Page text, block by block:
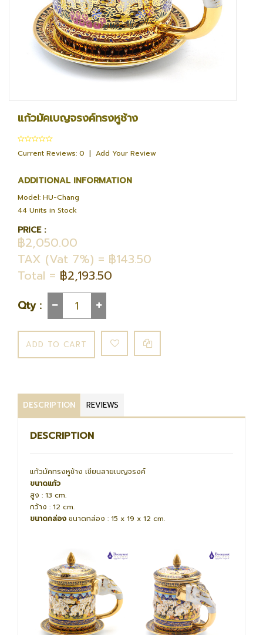
แก้วมัคเบญจรงค์ทรงหูช้าง
Current Reviews: 0 | Add Your Review
ADDITIONAL INFORMATION
Model: HU-Chang
44 Units in Stock
PRICE :
฿2,050.00
TAX (Vat 7%) = ฿143.50
Total = ฿2,193.50
Qty :
DESCRIPTION REVIEWS
DESCRIPTION
แก้วมัคทรงหูช้าง เขียนลายเบญจรงค์
ขนาดแก้ว
สูง : 13 cm.
กว้าง : 12 cm.
ขนาดกล่อง ขนาดกล่อง : 15 x 19 x 12 cm.